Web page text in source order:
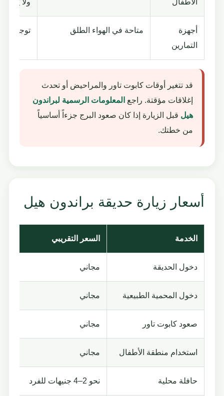
الأطفال
ولا يُسمح
أجهزة
التمارين
متاحة في الهواء الطلق توجد
قد تتغير أوقات كابوت تاور والمراحيض أو تحدث
إغلاقات مؤقتة. راجع المعلومات الرسمية لبراندون
هيل قبل الزيارة إذا كان صعود البرج جزءاً أساسياً
من خطتك.
أسعار زيارة حديقة براندون هيل
الخدمة السعر التقريبي
دخول الحديقة مجاني
دخول المحمية الطبيعية مجاني
صعود كابوت تاور مجاني
استخدام منطقة الأطفال مجاني
حافلة محلية نحو 2–4 جنيهات للفرد